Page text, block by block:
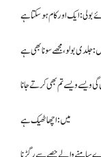
بولی: ایک اور کام ہوسکتا ہے
: جلدی بولو، مجھے سونا بھی ہے
ویسے ویسے تم بھی کرتے جانا
میں : اچھا ٹھیک ہے